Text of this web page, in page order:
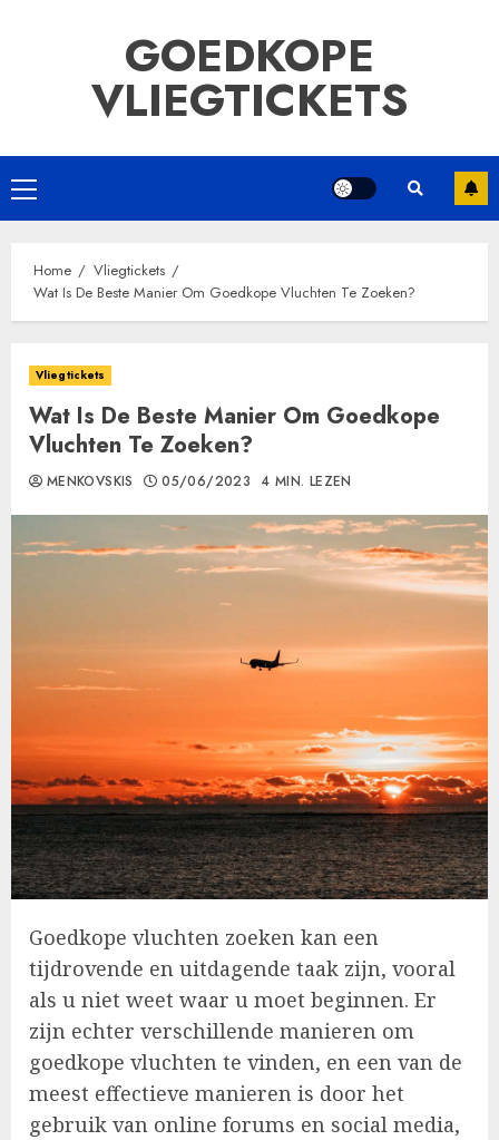
GOEDKOPE
VLIEGTICKETS
Primair
menu
Home
Vliegtickets
Wat Is De Beste Manier Om Goedkope Vluchten Te Zoeken?
Vliegtickets
Wat Is De Beste Manier Om Goedkope
Vluchten Te Zoeken?
MENKOVSKIS 05/06/2023 4 MIN. LEZEN
Goedkope vluchten zoeken kan een
tijdrovende en uitdagende taak zijn, vooral
als u niet weet waar u moet beginnen. Er
zijn echter verschillende manieren om
goedkope vluchten te vinden, en een van de
meest effectieve manieren is door het
gebruik van online forums en social media,